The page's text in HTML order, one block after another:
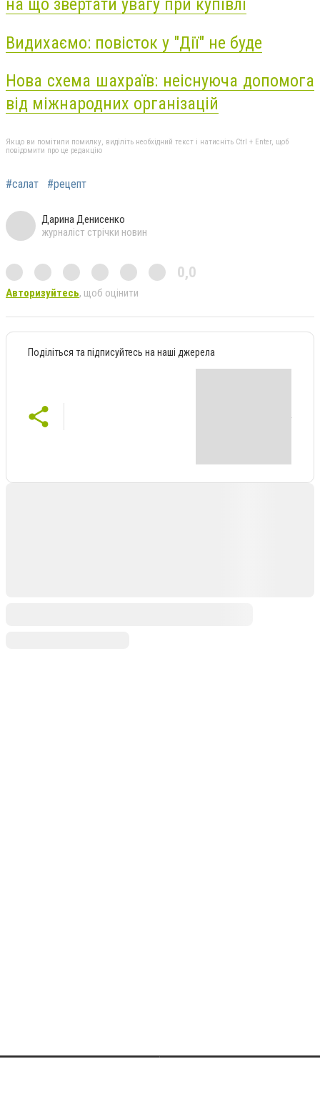
на що звертати увагу при купівлі
Видихаємо: повісток у "Дії" не буде
Нова схема шахраїв: неіснуюча допомога
від міжнародних організацій
Якщо ви помітили помилку, виділіть необхідний текст і натисніть Ctrl + Enter, щоб
повідомити про це редакцію
#салат #рецепт
Дарина Денисенко
журналіст стрічки новин
0,0
Авторизуйтесь, щоб оцінити
Поділіться та підписуйтесь на наші джерела